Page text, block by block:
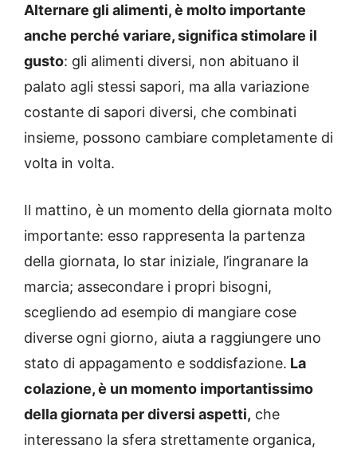
Alternare gli alimenti, è molto importante
anche perché variare, significa stimolare il
gusto: gli alimenti diversi, non abituano il
palato agli stessi sapori, ma alla variazione
costante di sapori diversi, che combinati
insieme, possono cambiare completamente di
volta in volta.
Il mattino, è un momento della giornata molto
importante: esso rappresenta la partenza
della giornata, lo star iniziale, l’ingranare la
marcia; assecondare i propri bisogni,
scegliendo ad esempio di mangiare cose
diverse ogni giorno, aiuta a raggiungere uno
stato di appagamento e soddisfazione. La
colazione, è un momento importantissimo
della giornata per diversi aspetti, che
interessano la sfera strettamente organica,